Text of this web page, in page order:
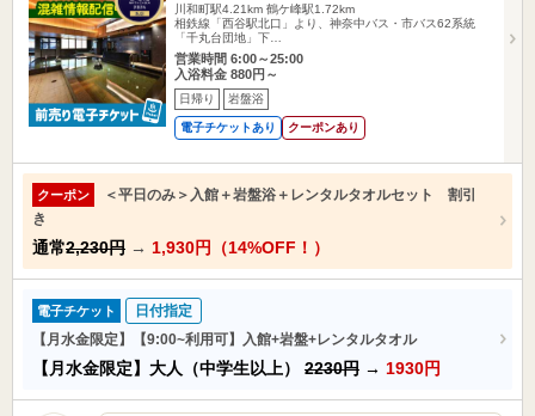
川和町駅4.21km 鶴ケ峰駅1.72km
相鉄線「西谷駅北口」より、神奈中バス・市バス62系統
「千丸台団地」下…
営業時間 6:00～25:00
入浴料金 880円～
日帰り 岩盤浴
電子チケットあり クーポンあり
クーポン
＜平日のみ＞入館＋岩盤浴＋レンタルタオルセット 割引
き
通常2,230円 → 1,930円（14%OFF！）
電子チケット
日付指定
【月水金限定】【9:00~利用可】入館+岩盤+レンタルタオル
【月水金限定】大人（中学生以上） 2230円 → 1930円